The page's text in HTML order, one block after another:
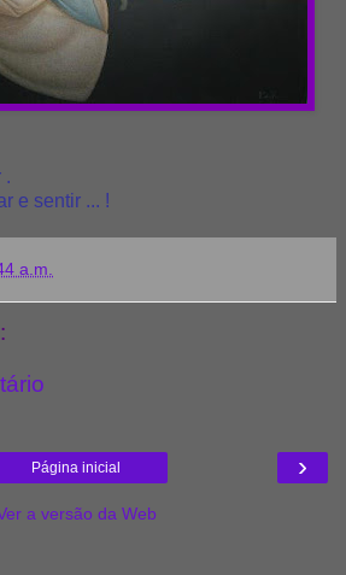
.
e sentir ... !
a.m.
›
Página inicial
a versão da Web